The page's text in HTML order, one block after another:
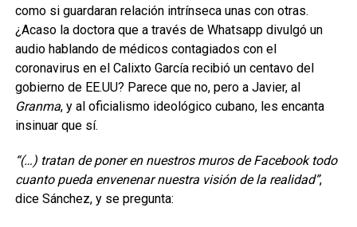
como si guardaran relación intrínseca unas con otras.
¿Acaso la doctora que a través de Whatsapp divulgó un
audio hablando de médicos contagiados con el
coronavirus en el Calixto García recibió un centavo del
gobierno de EE.UU? Parece que no, pero a Javier, al
Granma, y al oficialismo ideológico cubano, les encanta
insinuar que sí.
“(…) tratan de poner en nuestros muros de Facebook todo
cuanto pueda envenenar nuestra visión de la realidad”,
dice Sánchez, y se pregunta: